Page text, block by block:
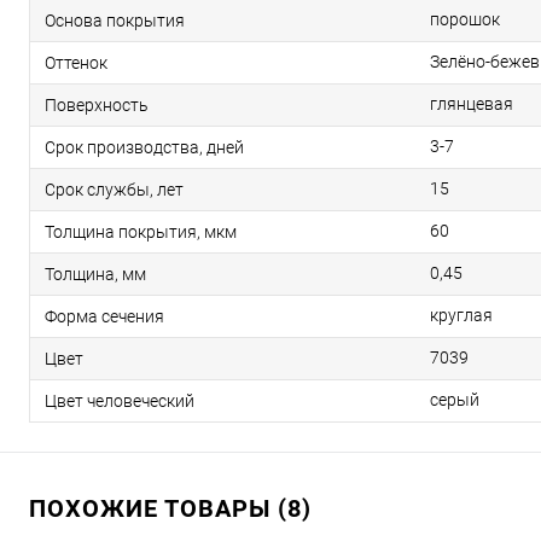
Основа покрытия порошок
Оттенок Зелёно-
Поверхность глянцевая
Срок производства, дней 3-7
Срок службы, лет 15
Толщина покрытия, мкм 60
Толщина, мм 0,45
Форма сечения круглая
Цвет 7039
Цвет человеческий серый
ПОХОЖИЕ ТОВАРЫ (8)